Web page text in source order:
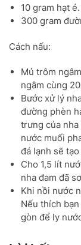
10 gram hạt é.
300 gram
Cách nấu:
Mủ trôm
ngâm cùng
Bước xử lý
đường phèn
trưng của
nước muối
đá lạnh sẽ
Cho 1,5 lít
nha đam đã
Khi nồi nước
Nếu thích
gòn để ly